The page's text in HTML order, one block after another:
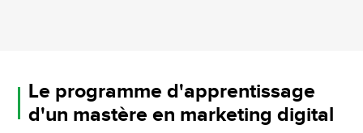
Le programme d'apprentissage
d'un mastère en marketing digital